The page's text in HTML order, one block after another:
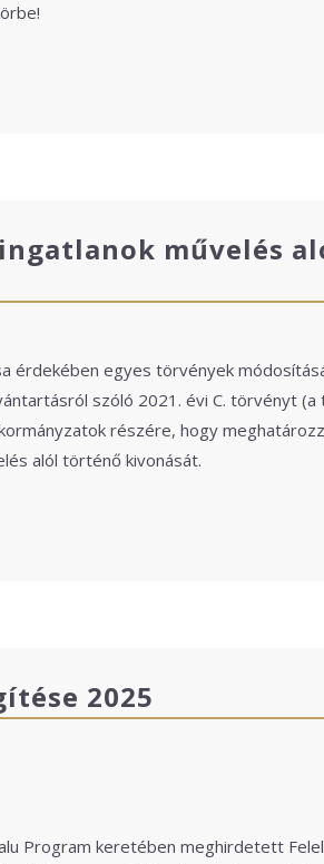
művelés
érdekében egyes törvények
szóló 2021. évi C. törvényt (a
részére, hogy
alól történő kivonását.
2025
Program keretében meghirdetett